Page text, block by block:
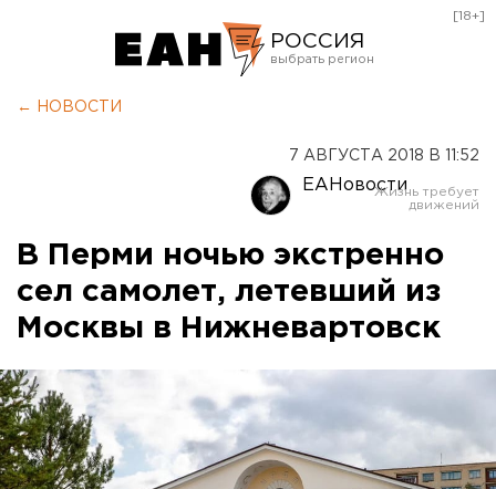
РОССИЯ
Оренбург
[18+]
← НОВОСТИ
7 АВГУСТА 2018 В 11:52
ЕАНовости
В Перми ночью экстренно
сел самолет, летевший из
Москвы в Нижневартовск